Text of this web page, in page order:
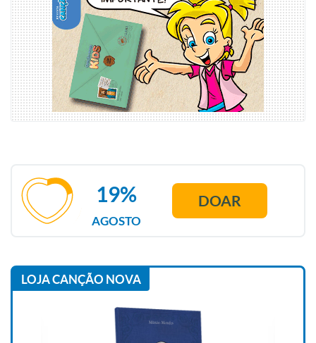
AGOSTO
19% DOAR
LOJA CANÇÃO NOVA